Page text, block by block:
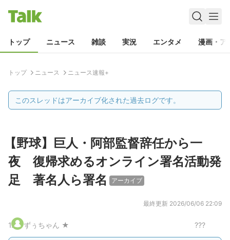
トップ ニュース 雑談 実況 エンタメ 漫画・ア
トップ ニュース ニュース速報+
このスレッドはアーカイブ化された過去ログです。
【野球】巨人・阿部監督辞任から一
夜 復帰求めるオンライン署名活動発
足 著名人ら署名
アーカイブ
最終更新 2026/06/06 22:09
1. ずぅちゃん ★ ???